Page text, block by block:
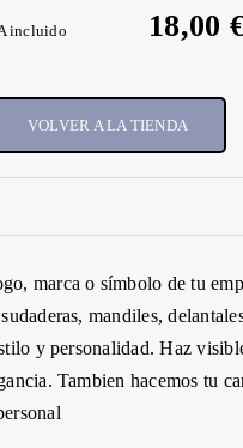
incluido 18,00
VOLVER A LA TIENDA
marca o símbolo de tu
mandiles,
y personalidad.Haz
Tambien hacemos tu